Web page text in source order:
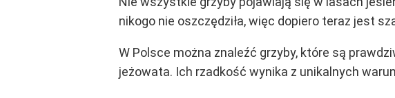
nikogo nie oszczędziła, więc dopiero teraz jest
W Polsce można znaleźć grzyby, które są
jeżowata. Ich rzadkość wynika z unikalnych